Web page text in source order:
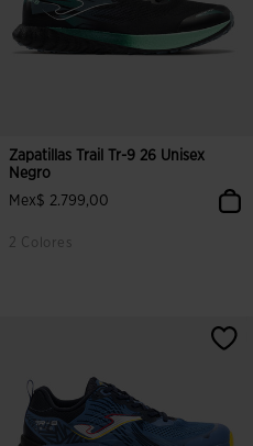
Zapatillas Trail Tr-9 26 Unisex
Negro
Mex$ 2.799,00
2 Colores
3.7 sobre 5 de valoración de clientes